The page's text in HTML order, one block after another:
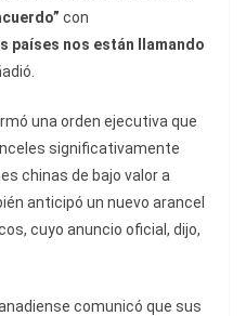
con
países nos están llamando
una orden ejecutiva que
significativamente
chinas de bajo valor a
anticipó un nuevo arancel
cuyo anuncio oficial, dijo,
comunicó que sus